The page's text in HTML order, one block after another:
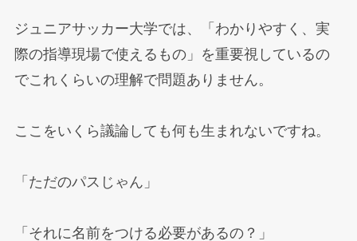
ジュニアサッカー大学では、「わかりやすく、実
際の指導現場で使えるもの」を重要視しているの
でこれくらいの理解で問題ありません。
ここをいくら議論しても何も生まれないですね。
「ただのパスじゃん」
「それに名前をつける必要があるの？」